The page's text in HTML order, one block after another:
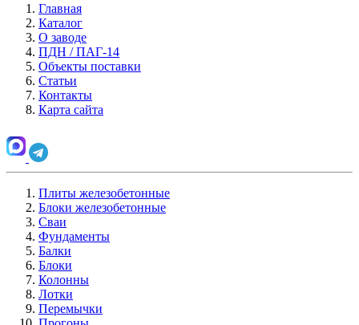
Главная
Каталог
О заводе
ПДН / ПАГ-14
Объекты поставки
Статьи
Контакты
Карта сайта
Плиты железобетонные
Блоки железобетонные
Сваи
Фундаменты
Балки
Блоки
Колонны
Лотки
Перемычки